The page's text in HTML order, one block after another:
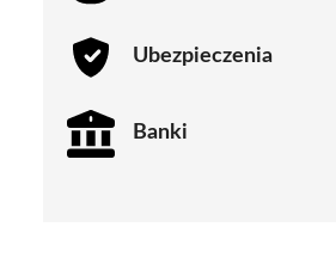
Ubezpieczenia
Banki